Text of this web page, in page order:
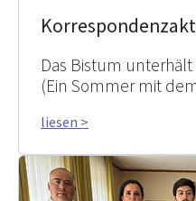
Das Bistum
(Ein Sommer mit
liesen >